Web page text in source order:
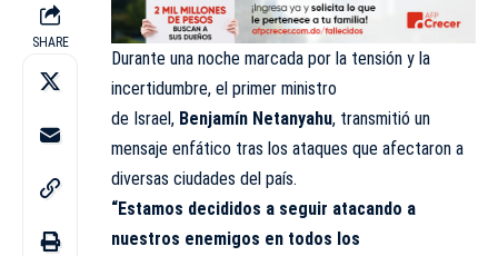
SHARE
Durante una noche marcada por la tensión y la
incertidumbre, el primer ministro
de Israel, Benjamín Netanyahu, transmitió un
mensaje enfático tras los ataques que afectaron a
diversas ciudades del país.
“Estamos decididos a seguir atacando a
nuestros enemigos en todos los